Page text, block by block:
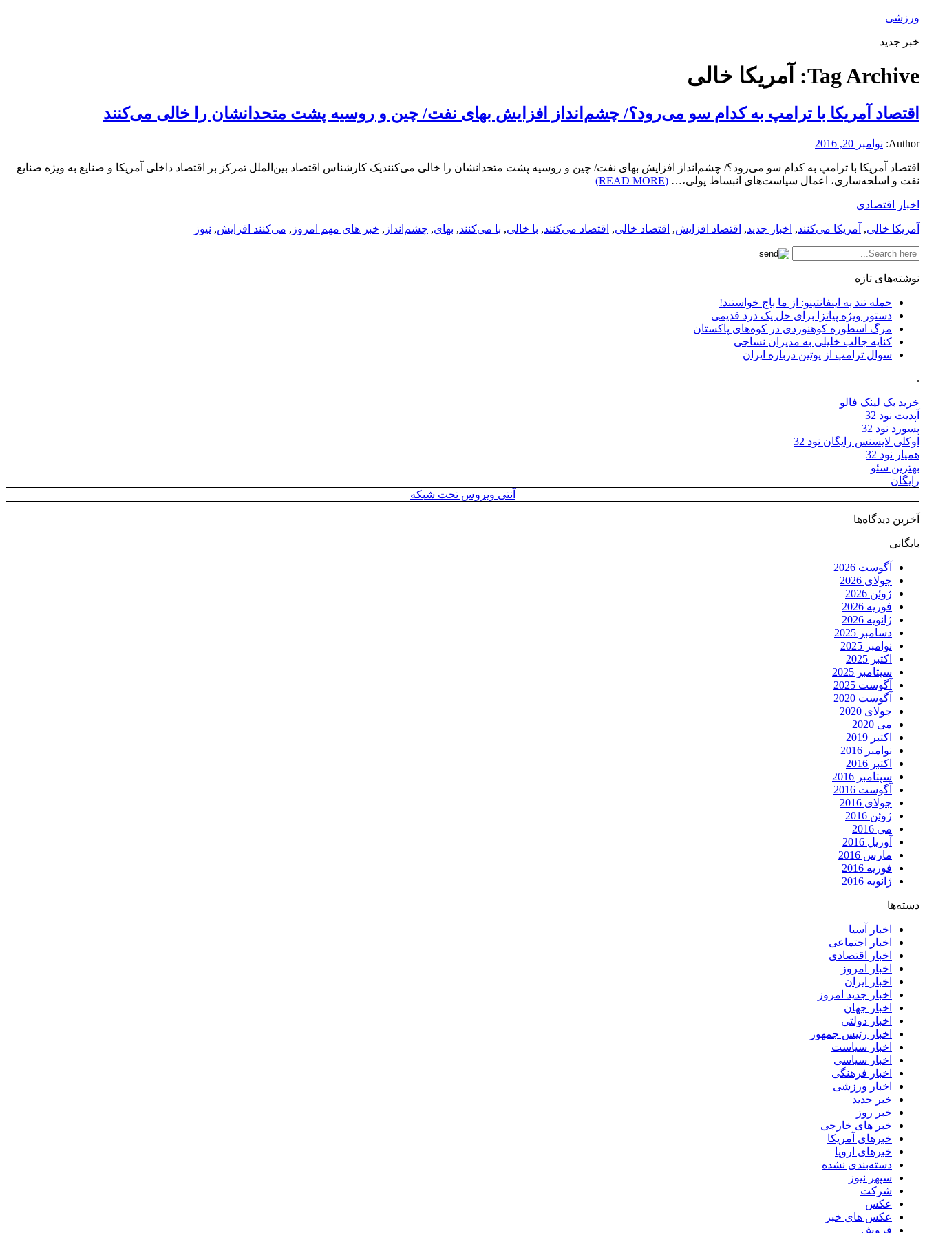
ورزشی
خبر جدید
Tag Archive: آمریکا خالی
اقتصاد آمریکا با ترامپ به کدام سو می‌رود؟/ چشم‌انداز افزایش بهای نفت/ چین و روسیه پشت متحدانشان را خالی می‌کنند
Author: نوامبر 20, 2016
اقتصاد آمریکا با ترامپ به کدام سو می‌رود؟/ چشم‌انداز افزایش بهای نفت/ چین و روسیه پشت متحدانشان را خالی می‌کنندیک کارشناس اقتصاد بین‌الملل تمرکز بر اقتصاد داخلی آمریکا و صنایع به ویژه صنایع
نفت و اسلحه‌سازی، اعمال سیاست‌های انبساط پولی،… (READ MORE)
اخبار اقتصادی
آمریکا خالی, آمریکا می‌کنند, اخبار جدید, اقتصاد افزایش, اقتصاد خالی, اقتصاد می‌کنند, با خالی, با می‌کنند, بهای, چشم‌انداز , خبر های مهم امروز , می‌کنند افزایش, نیوز
نوشته‌های تازه
حمله تند به اینفانتینو: از ما باج خواستند!
دستور ویژه پیاتزا برای حل یک درد قدیمی
مرگ اسطوره کوهنوردی در کوه‌های پاکستان
کنایه جالب خلیلی به مدیران نساجی
سوال ترامپ از پوتین درباره ایران
.
خرید بک لینک فالو
آپدیت نود 32
پسورد نود 32
اوکلی لایسنس رایگان نود 32
همیار نود 32
بهترین سئو
رایگان
آنتی ویروس تحت شبکه
آخرین دیدگاه‌ها
بایگانی
آگوست 2026
جولای 2026
ژوئن 2026
فوریه 2026
ژانویه 2026
دسامبر 2025
نوامبر 2025
اکتبر 2025
سپتامبر 2025
آگوست 2025
آگوست 2020
جولای 2020
می 2020
اکتبر 2019
نوامبر 2016
اکتبر 2016
سپتامبر 2016
آگوست 2016
جولای 2016
ژوئن 2016
می 2016
آوریل 2016
مارس 2016
فوریه 2016
ژانویه 2016
دسته‌ها
اخبار آسیا
اخبار اجتماعی
اخبار اقتصادی
اخبار امروز
اخبار ایران
اخبار جدید امروز
اخبار جهان
اخبار دولتی
اخبار رئیس جمهور
اخبار سیاست
اخبار سیاسی
اخبار فرهنگی
اخبار ورزشی
خبر جدید
خبر روز
خبر های خارجی
خبرهای آمریکا
خبرهای اروپا
دسته‌بندی نشده
سپهر نیوز
شرکت
عکس
عکس های خبر
فروش